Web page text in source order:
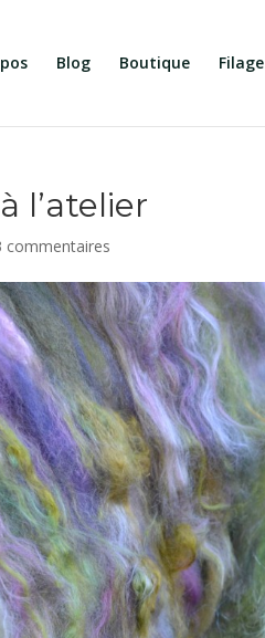
Blog Boutique Filage
l’atelier
commentaires